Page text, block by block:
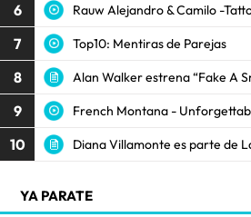
6 Rauw Alejandro & Camilo -
7 Top10: Mentiras de Parejas
8 Alan Walker estrena “Fake A
9 French Montana -
10 Diana Villamonte es parte de
YA PARATE